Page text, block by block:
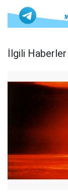
İlgili Haberler